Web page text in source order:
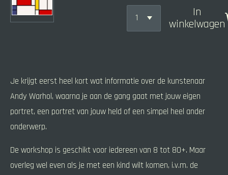
In
winkelwagen
Je krijgt eerst heel kort wat informatie over de kunstenaar
Andy Warhol, waarna je aan de gang gaat met jouw eigen
portret, een portret van jouw held of een simpel heel ander
onderwerp.
De workshop is geschikt voor iedereen van 8 tot 80+. Maar
overleg wel even als je met een kind wilt komen, i.v.m. de